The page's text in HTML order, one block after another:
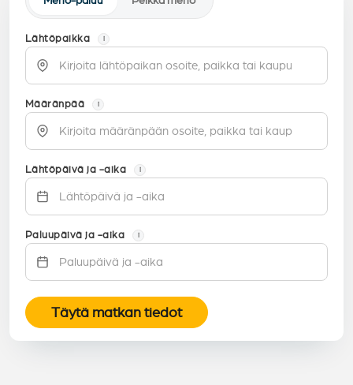
Lähtöpaikka i
Määränpää i
Lähtöpäivä ja -aika i
Paluupäivä ja -aika i
Täytä matkan tiedot